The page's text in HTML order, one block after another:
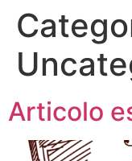
Articolo